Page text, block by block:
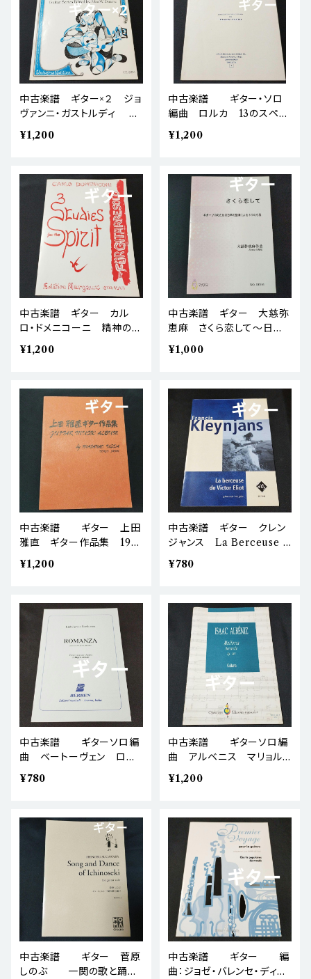
中古楽譜 ギター×２ ジョ
ヴァンニ・ガストルディ 4
つの二重奏 棚BASEa6
¥1,200
中古楽譜 ギター・ソロ
編曲 ロルカ 13のスペイ
ンの古い民謡 棚BASEa6
¥1,200
中古楽譜 ギター カル
ロ・ドメニコーニ 精神のた
めの3つの練習曲 棚BA
SEa5
¥1,200
中古楽譜 ギター 大慈弥
恵麻 さくら恋して～日本
の旋律による3つの小品
棚BASEa5
¥1,000
中古楽譜 ギター 上田
雅直 ギター作品集 1972
年発行 楽譜 棚BASEa5
¥1,200
中古楽譜 ギター クレン
ジャンス La Berceuse D
e Victor Eliot 棚BASE
a5
¥780
中古楽譜 ギターソロ編
曲 ベートーヴェン ロマ
ンス 棚BASEa5
¥780
中古楽譜 ギターソロ編
曲 アルベニス マリョル
カ島（舟歌） Op.202 棚B
ASEa4
¥1,200
中古楽譜 ギター 菅原
しのぶ 一関の歌と踊
中古楽譜 ギター 編
曲：ジョゼ・バレンセ・ディア